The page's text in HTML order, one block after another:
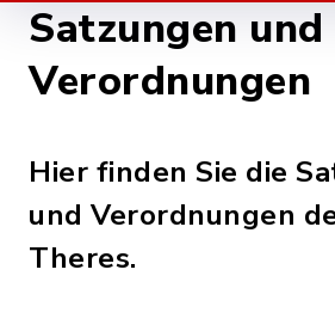
Satzungen und
Verordnungen
Hier finden Sie die
und Verordnungen
Theres.